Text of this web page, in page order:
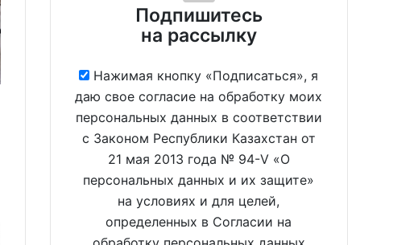
Подпишитесь
на рассылку
Нажимая кнопку «Подписаться», я
даю свое согласие на обработку моих
персональных данных в соответствии
с Законом Республики Казахстан от
21 мая 2013 года № 94-V «О
персональных данных и их защите»
на условиях и для целей,
определенных в Согласии на